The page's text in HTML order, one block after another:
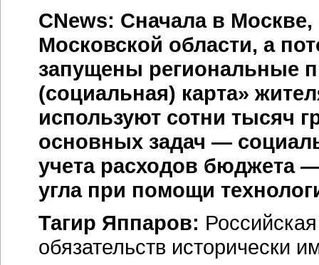
CNews: Сначала в
Московской области, а
запущены региональные
(социальная) карта»
используют сотни тысяч
основных задач —
учета расходов бюджета
угла при помощи
Тагир Яппаров:
обязательств исторически